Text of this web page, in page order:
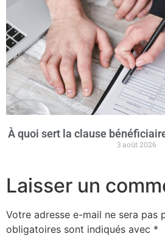
À quoi sert la clause
3 août 2026
Laisser un
Votre adresse e-mail ne sera pas
obligatoires sont indiqués avec *